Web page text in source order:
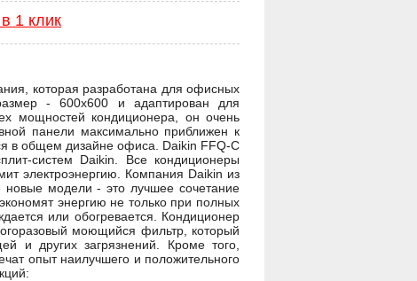
1 клик
которая разработана для офисных
- 600x600 и адаптирован для
мощностей кондиционера, он очень
панели максимально приближен к
в общем дизайне офиса. Daikin FFQ-C
систем Daikin. Все кондиционеры
электроэнергию. Компания Daikin из
новые модели - это лучшее сочетание
энергию не только при полных
или обогревается. Кондиционер
моющийся фильтр, который
и других загрязнений. Кроме того,
опыт наилучшего и положительного